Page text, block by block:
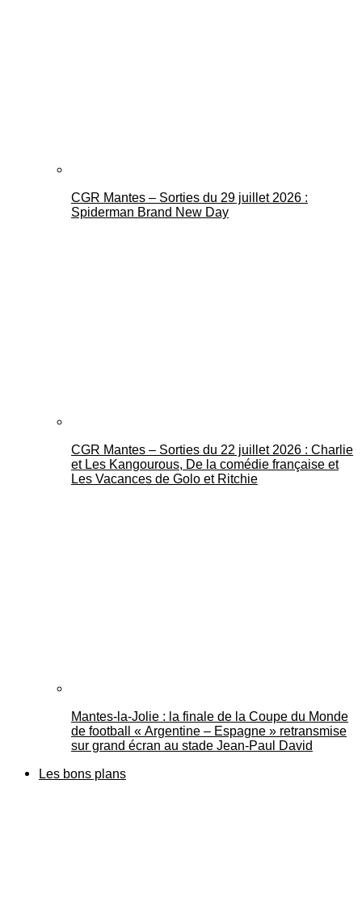
CGR Mantes – Sorties du 29 juillet 2026 :
Spiderman Brand New Day
CGR Mantes – Sorties du 22 juillet 2026 : Charlie
et Les Kangourous, De la comédie française et
Les Vacances de Golo et Ritchie
Mantes-la-Jolie : la finale de la Coupe du Monde
de football « Argentine – Espagne » retransmise
sur grand écran au stade Jean-Paul David
Les bons plans